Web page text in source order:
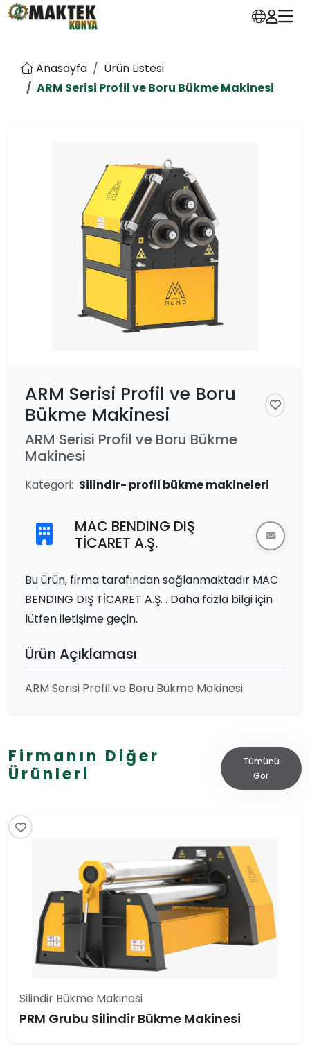
Anasayfa
Ürün Listesi
ARM Serisi Profil ve Boru Bükme Makinesi
ARM Serisi Profil ve Boru
Bükme Makinesi
ARM Serisi Profil ve Boru Bükme
Makinesi
Kategori: Silindir- profil bükme makineleri
MAC BENDING DIŞ
TİCARET A.Ş.
Bu ürün, firma tarafından sağlanmaktadır MAC
BENDING DIŞ TİCARET A.Ş. . Daha fazla bilgi için
lütfen iletişime geçin.
Ürün Açıklaması
ARM Serisi Profil ve Boru Bükme Makinesi
Firmanın Diğer
Ürünleri
Tümünü
Gör
Silindir Bükme Makinesi
PRM Grubu Silindir Bükme Makinesi